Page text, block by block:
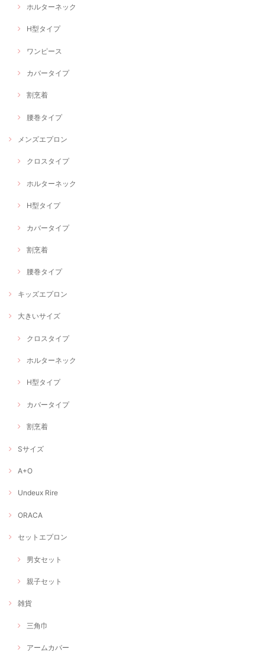
ホルターネック
H型タイプ
ワンピース
カバータイプ
割烹着
腰巻タイプ
メンズエプロン
クロスタイプ
ホルターネック
H型タイプ
カバータイプ
割烹着
腰巻タイプ
キッズエプロン
大きいサイズ
クロスタイプ
ホルターネック
H型タイプ
カバータイプ
割烹着
Sサイズ
A+O
Undeux Rire
ORACA
セットエプロン
男女セット
親子セット
雑貨
三角巾
アームカバー